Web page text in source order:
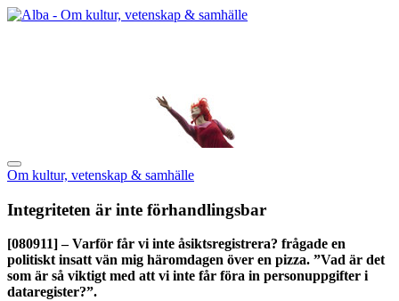
Om kultur, vetenskap & samhälle
Integriteten är inte förhandlingsbar
[080911]– Varför får vi inte åsiktsregistrera? frågade en
politiskt insatt vän mig häromdagen över en pizza. ”Vad är det
som är så viktigt med att vi inte får föra in personuppgifter i
dataregister?”.